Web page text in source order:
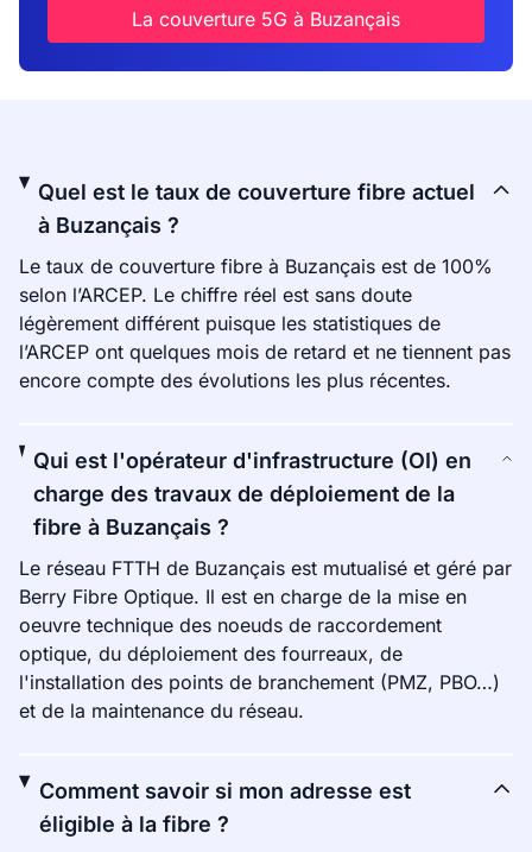
La couverture 5G à Buzançais
Quel est le taux de couverture fibre actuel
à Buzançais ?
Le taux de couverture fibre à Buzançais est de 100%
selon l’ARCEP. Le chiffre réel est sans doute
légèrement différent puisque les statistiques de
l’ARCEP ont quelques mois de retard et ne tiennent pas
encore compte des évolutions les plus récentes.
Qui est l'opérateur d'infrastructure (OI) en
charge des travaux de déploiement de la
fibre à Buzançais ?
Le réseau FTTH de Buzançais est mutualisé et géré par
Berry Fibre Optique. Il est en charge de la mise en
oeuvre technique des noeuds de raccordement
optique, du déploiement des fourreaux, de
l'installation des points de branchement (PMZ, PBO…)
et de la maintenance du réseau.
Comment savoir si mon adresse est
éligible à la fibre ?